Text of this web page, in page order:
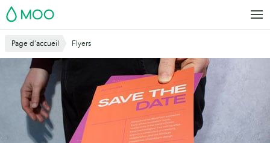
Aller
au
principal
MOO
Page d'accueil Flyers